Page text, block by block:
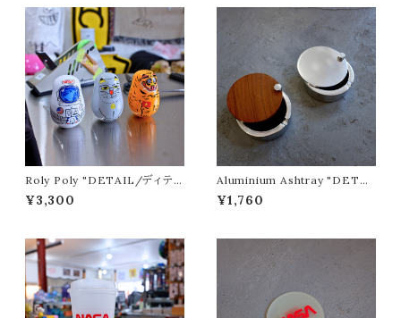
Roly Poly "DETAIL/ディテー
ル"
¥3,300
Aluminium Ashtray "DETAI
L/ディテール"
¥1,760